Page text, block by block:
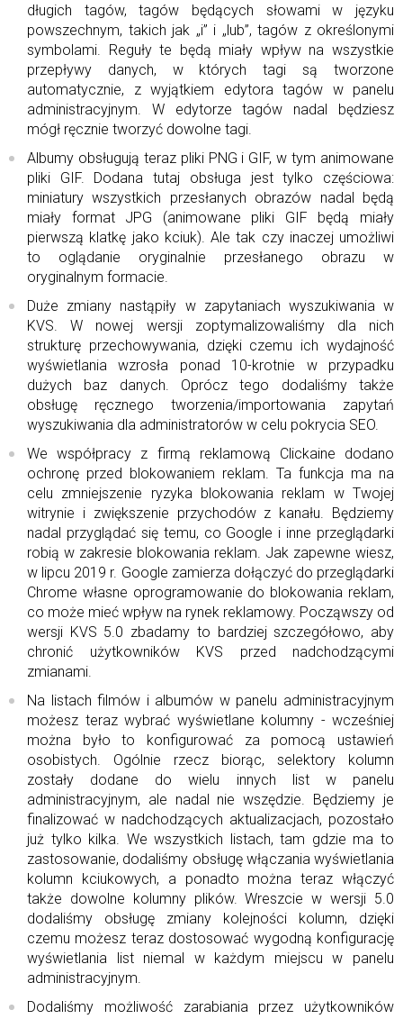
długich tagów, tagów będących słowami w języku
powszechnym, takich jak „i” i „lub”, tagów z określonymi
symbolami. Reguły te będą miały wpływ na wszystkie
przepływy danych, w których tagi są tworzone
automatycznie, z wyjątkiem edytora tagów w panelu
administracyjnym. W edytorze tagów nadal będziesz
mógł ręcznie tworzyć dowolne tagi.
Albumy obsługują teraz pliki PNG i GIF, w tym animowane
pliki GIF. Dodana tutaj obsługa jest tylko częściowa:
miniatury wszystkich przesłanych obrazów nadal będą
miały format JPG (animowane pliki GIF będą miały
pierwszą klatkę jako kciuk). Ale tak czy inaczej umożliwi
to oglądanie oryginalnie przesłanego obrazu w
oryginalnym formacie.
Duże zmiany nastąpiły w zapytaniach wyszukiwania w
KVS. W nowej wersji zoptymalizowaliśmy dla nich
strukturę przechowywania, dzięki czemu ich wydajność
wyświetlania wzrosła ponad 10-krotnie w przypadku
dużych baz danych. Oprócz tego dodaliśmy także
obsługę ręcznego tworzenia/importowania zapytań
wyszukiwania dla administratorów w celu pokrycia SEO.
We współpracy z firmą reklamową Clickaine dodano
ochronę przed blokowaniem reklam. Ta funkcja ma na
celu zmniejszenie ryzyka blokowania reklam w Twojej
witrynie i zwiększenie przychodów z kanału. Będziemy
nadal przyglądać się temu, co Google i inne przeglądarki
robią w zakresie blokowania reklam. Jak zapewne wiesz,
w lipcu 2019 r. Google zamierza dołączyć do przeglądarki
Chrome własne oprogramowanie do blokowania reklam,
co może mieć wpływ na rynek reklamowy. Począwszy od
wersji KVS 5.0 zbadamy to bardziej szczegółowo, aby
chronić użytkowników KVS przed nadchodzącymi
zmianami.
Na listach filmów i albumów w panelu administracyjnym
możesz teraz wybrać wyświetlane kolumny - wcześniej
można było to konfigurować za pomocą ustawień
osobistych. Ogólnie rzecz biorąc, selektory kolumn
zostały dodane do wielu innych list w panelu
administracyjnym, ale nadal nie wszędzie. Będziemy je
finalizować w nadchodzących aktualizacjach, pozostało
już tylko kilka. We wszystkich listach, tam gdzie ma to
zastosowanie, dodaliśmy obsługę włączania wyświetlania
kolumn kciukowych, a ponadto można teraz włączyć
także dowolne kolumny plików. Wreszcie w wersji 5.0
dodaliśmy obsługę zmiany kolejności kolumn, dzięki
czemu możesz teraz dostosować wygodną konfigurację
wyświetlania list niemal w każdym miejscu w panelu
administracyjnym.
Dodaliśmy możliwość zarabiania przez użytkowników